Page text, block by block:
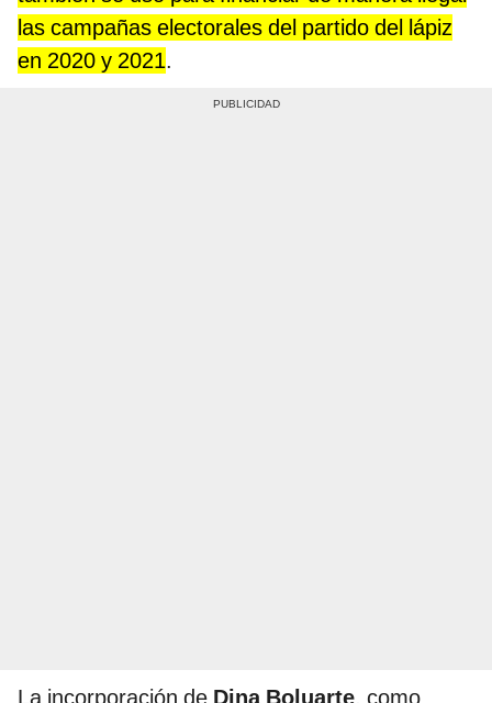
las campañas electorales del partido del lápiz
en 2020 y 2021.